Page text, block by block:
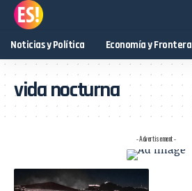
Noticias y Política Economía y Frontera
vida nocturna
- Advertisement -